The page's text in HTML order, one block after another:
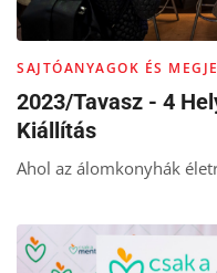
SAJTÓANYAGOK ÉS
2023/Tavasz - 4
Kiállítás
Ahol az álomkonyhák